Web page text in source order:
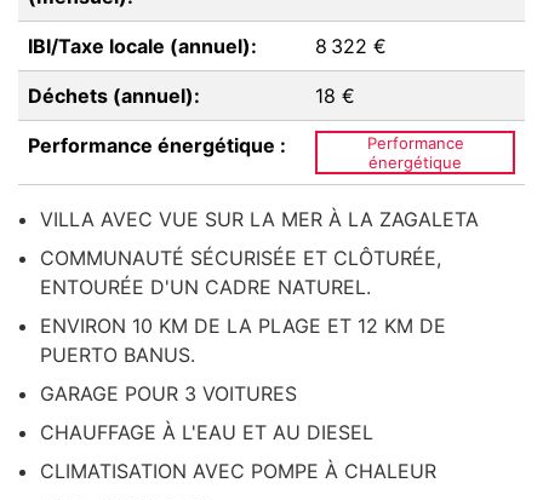
IBI/Taxe locale (annuel): 8 322 €
Déchets (annuel): 18 €
Performance énergétique :
Performance
énergétique
VILLA AVEC VUE SUR LA MER À LA ZAGALETA
COMMUNAUTÉ SÉCURISÉE ET CLÔTURÉE,
ENTOURÉE D'UN CADRE NATUREL.
ENVIRON 10 KM DE LA PLAGE ET 12 KM DE
PUERTO BANUS.
GARAGE POUR 3 VOITURES
CHAUFFAGE À L'EAU ET AU DIESEL
CLIMATISATION AVEC POMPE À CHALEUR